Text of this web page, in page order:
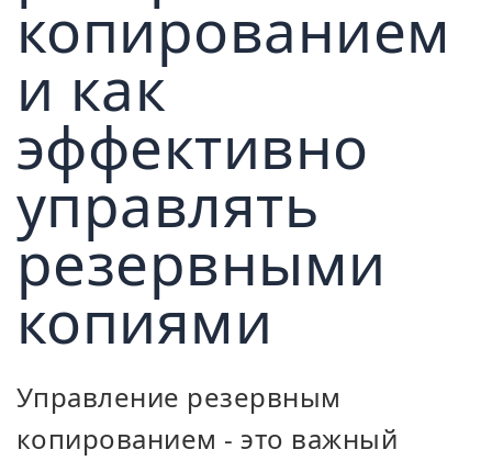
копированием
и как
эффективно
управлять
резервными
копиями
Управление резервным
копированием - это важный